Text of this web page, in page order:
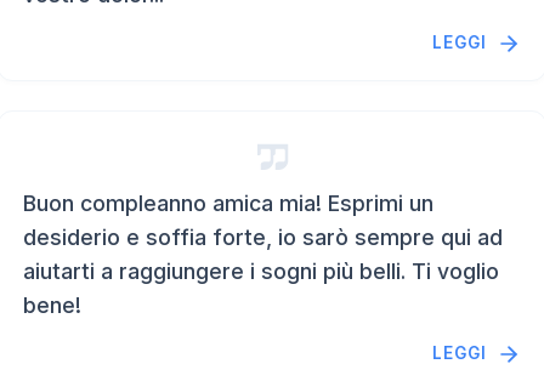
LEGGI
Buon compleanno amica mia! Esprimi un
desiderio e soffia forte, io sarò sempre qui ad
aiutarti a raggiungere i sogni più belli. Ti voglio
bene!
LEGGI